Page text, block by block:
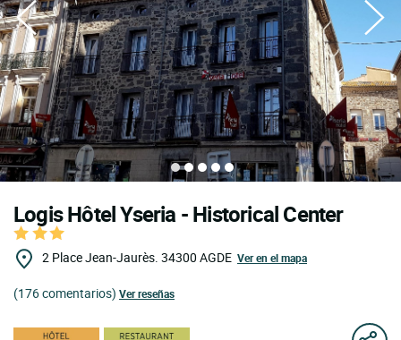
Logis Hôtel Yseria - Historical Center
2 Place Jean-Jaurès. 34300 AGDE Ver en el mapa
(176 comentarios) Ver reseñas